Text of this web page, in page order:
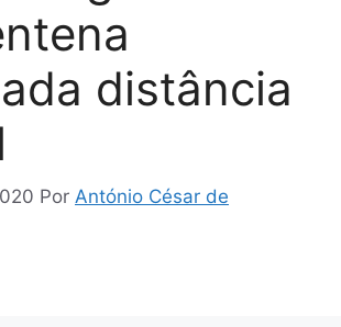
distância
Por António César de